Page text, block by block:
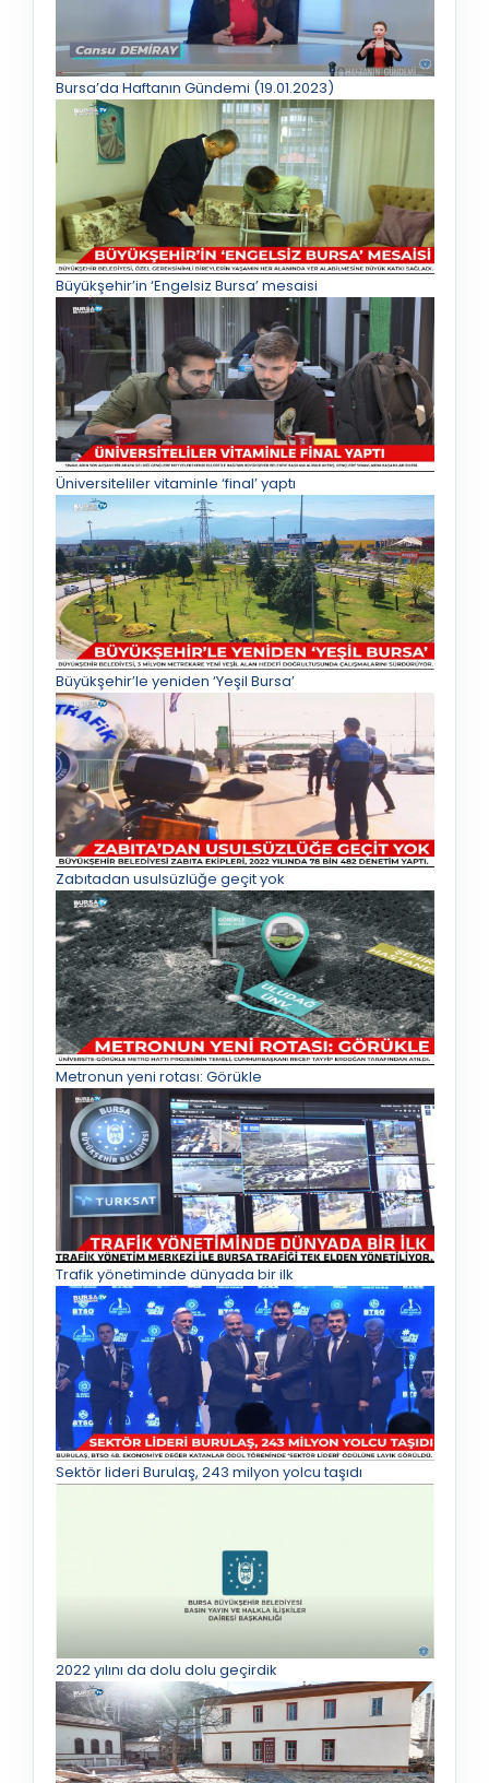
Bursa’da Haftanın Gündemi (19.01.2023)
Büyükşehir’in ‘Engelsiz Bursa’ mesaisi
Üniversiteliler vitaminle ‘final’ yaptı
Büyükşehir’le yeniden ‘Yeşil Bursa’
Zabıtadan usulsüzlüğe geçit yok
Metronun yeni rotası: Görükle
Trafik yönetiminde dünyada bir ilk
Sektör lideri Burulaş, 243 milyon yolcu taşıdı
2022 yılını da dolu dolu geçirdik